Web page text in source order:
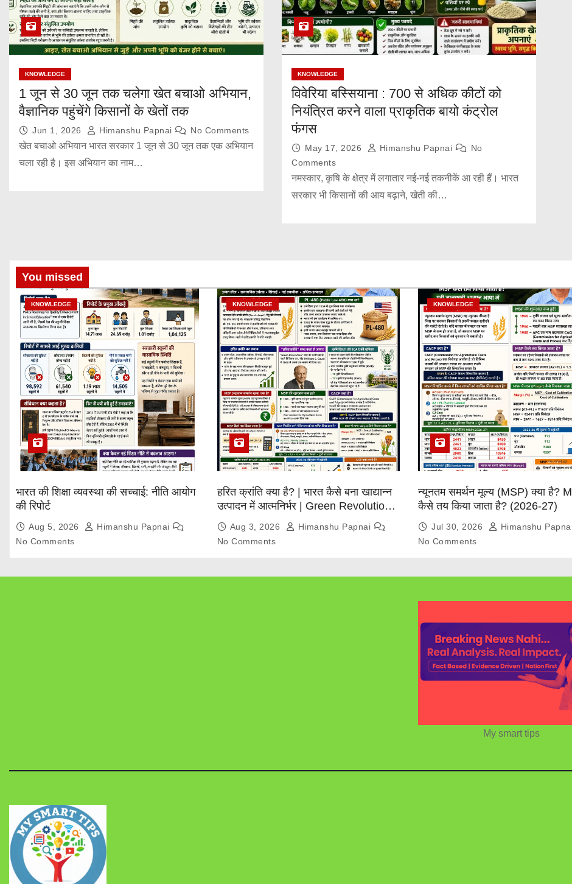
KNOWLEDGE
1 जून से 30 जून तक चलेगा खेत बचाओ अभियान,
वैज्ञानिक पहुंचेंगे किसानों के खेतों तक
Jun 1, 2026 Himanshu Papnai No Comments
खेत बचाओ अभियान भारत सरकार 1 जून से 30 जून तक एक अभियान
चला रही है। इस अभियान का नाम…
KNOWLEDGE
विवेरिया बस्सियाना : 700 से अधिक कीटों को
नियंत्रित करने वाला प्राकृतिक बायो कंट्रोल
फंगस
May 17, 2026 Himanshu Papnai
No
Comments
नमस्कार, कृषि के क्षेत्र में लगातार नई-नई तकनीकें आ रही हैं। भारत
सरकार भी किसानों की आय बढ़ाने, खेती की…
You missed
KNOWLEDGE
भारत की शिक्षा व्यवस्था की सच्चाई: नीति आयोग
की रिपोर्ट
Aug 5, 2026
Himanshu Papnai
No Comments
KNOWLEDGE
हरित क्रांति क्या है? | भारत कैसे बना खाद्यान्न
उत्पादन में आत्मनिर्भर | Green Revolution
Explained
Aug 3, 2026
Himanshu Papnai
No Comments
KNOWLEDGE
न्यूनतम समर्थन मूल्य (MSP) क्या है?
कैसे तय किया जाता है? (2026-27)
Jul 30, 2026
Himanshu
No Comments
My smart tips